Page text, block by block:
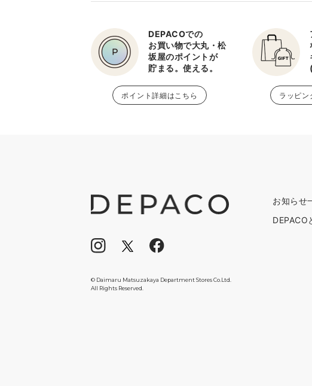
DEPACOでの
お買い物で大丸・松
坂屋のポイントが
貯まる。使える。
ポイント詳細はこちら ラッピン
© Daimaru Matsuzakaya Department Stores Co.Ltd.
All Rights Reserved.
お知らせ
DEPACO